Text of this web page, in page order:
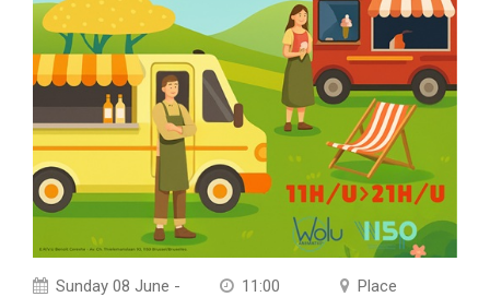
Sunday 08 June -
11:00
Place